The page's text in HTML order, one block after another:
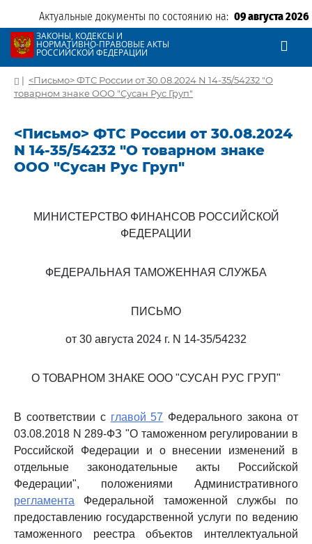
Актуальные документы по состоянию на: 09 августа 2026
ЗАКОНЫ, КОДЕКСЫ И
НОРМАТИВНО-ПРАВОВЫЕ АКТЫ
РОССИЙСКОЙ ФЕДЕРАЦИИ
| <Письмо> ФТС России от 30.08.2024 N 14-35/54232 "О
товарном знаке ООО "Сусан Рус Груп"
<Письмо> ФТС России от 30.08.2024
N 14-35/54232 "О товарном знаке
ООО "Сусан Рус Груп"
МИНИСТЕРСТВО ФИНАНСОВ РОССИЙСКОЙ
ФЕДЕРАЦИИ
ФЕДЕРАЛЬНАЯ ТАМОЖЕННАЯ СЛУЖБА
ПИСЬМО
от 30 августа 2024 г. N 14-35/54232
О ТОВАРНОМ ЗНАКЕ ООО "СУСАН РУС ГРУП"
В соответствии с главой 57 Федерального закона от
03.08.2018 N 289-ФЗ "О таможенном регулировании в
Российской Федерации и о внесении изменений в
отдельные законодательные акты Российской
Федерации", положениями Административного
регламента Федеральной таможенной службы по
предоставлению государственной услуги по ведению
таможенного реестра объектов интеллектуальной